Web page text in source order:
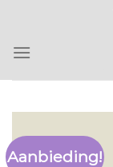
inhoud
Aanbieding!